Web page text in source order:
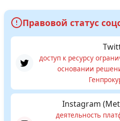
Правовой статус
доступ к ресурсу
основании
Instagram
деятельность